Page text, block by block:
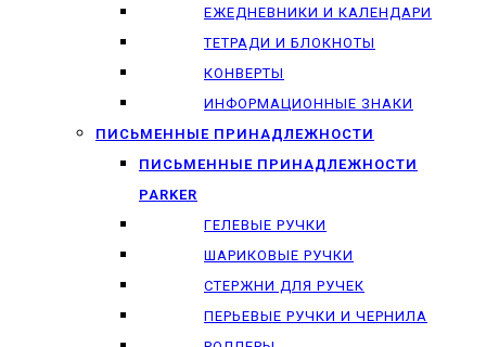
ЕЖЕДНЕВНИКИ И КАЛЕНДАРИ
ТЕТРАДИ И БЛОКНОТЫ
КОНВЕРТЫ
ИНФОРМАЦИОННЫЕ ЗНАКИ
ПИСЬМЕННЫЕ ПРИНАДЛЕЖНОСТИ
ПИСЬМЕННЫЕ ПРИНАДЛЕЖНОСТИ
PARKER
ГЕЛЕВЫЕ РУЧКИ
ШАРИКОВЫЕ РУЧКИ
СТЕРЖНИ ДЛЯ РУЧЕК
ПЕРЬЕВЫЕ РУЧКИ И ЧЕРНИЛА